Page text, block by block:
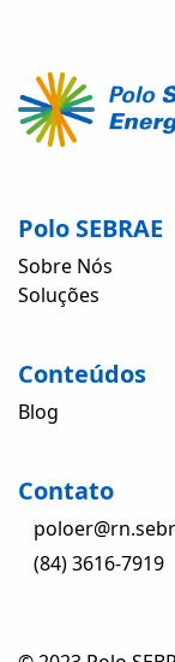
Polo SEBRAE
Sobre Nós
Soluções
Conteúdos
Blog
Contato
(84) 3616-7919